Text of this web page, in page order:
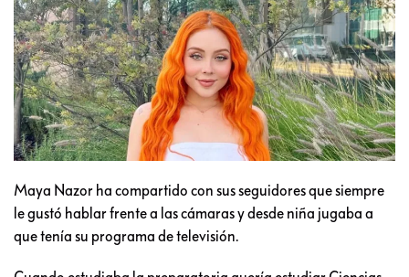
Maya Nazor ha compartido con sus seguidores que siempre
le gustó hablar frente a las cámaras y desde niña jugaba a
que tenía su programa de televisión.